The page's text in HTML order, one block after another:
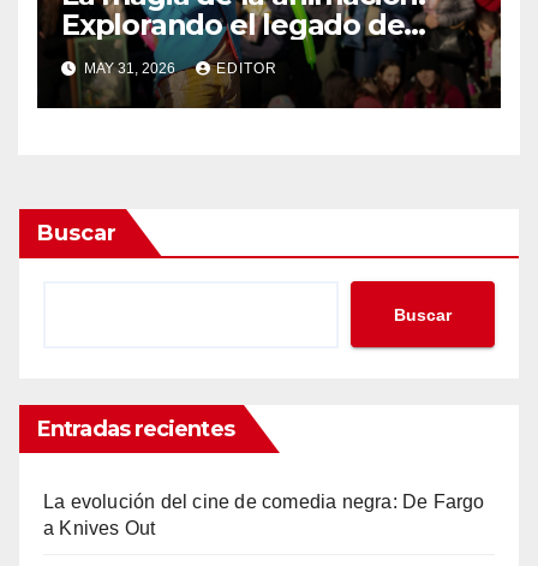
Explorando el legado de
DreamWorks
MAY 31, 2026 EDITOR
Buscar
Buscar
Entradas recientes
La evolución del cine de comedia negra: De Fargo
a Knives Out